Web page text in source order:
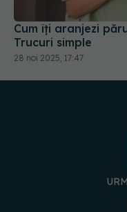
Cum îți aranjezi
Trucuri simple
28 noi 2025, 17:47